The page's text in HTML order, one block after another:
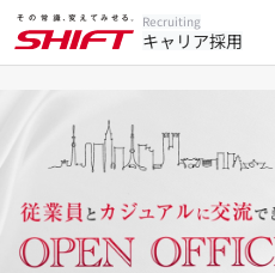
Recruiting
キャリア採用